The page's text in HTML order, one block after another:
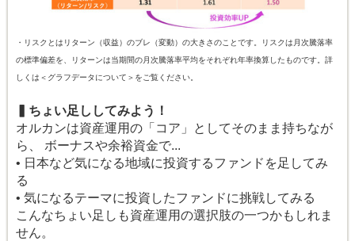
・リスクとはリターン（収益）のブレ（変動）の大きさのことです。リスクは月次騰落率
の標準偏差を、リターンは当期間の月次騰落率平均をそれぞれ年率換算したものです。詳
しくは＜グラフデータについて＞をご覧ください。
▍ちょい足ししてみよう！
オルカンは資産運用の「コア」としてそのまま持ちなが
ら、 ボーナスや余裕資金で...
• 日本など気になる地域に投資するファンドを足してみ
る
• 気になるテーマに投資したファンドに挑戦してみる
こんなちょい足しも資産運用の選択肢の一つかもしれま
せん。